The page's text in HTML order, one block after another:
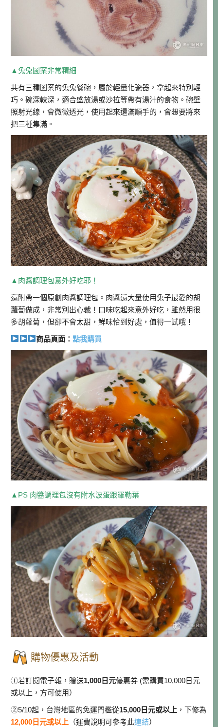
▲兔兔圖案非常精細
共有三種圖案的兔兔餐碗，屬於輕量化瓷器，拿起來特別輕
巧。碗深較深，適合盛放湯或沙拉等帶有湯汁的食物。碗壁
照射光線，會微微透光，使用起來還滿順手的，會想要將來
把三種集滿。
▲肉醬調理包意外好吃耶！
還附帶一個原創肉醬調理包。肉醬還大量使用兔子最愛的胡
蘿蔔做成，非常別出心裁！口味吃起來意外好吃，雖然用很
多胡蘿蔔，但卻不會太甜，鮮味恰到好處，值得一試哦！
商品頁面： 點我購買
▲PS 肉醬調理包沒有附水波蛋跟羅勒葉
購物優惠及活動
①若訂閱電子報，贈送1,000日元優惠券 (需購買10,000日元
或以上，方可使用）
②5/10起，台灣地區的免運門檻從15,000日元或以上 ，下修為
12,000日元或以上 （運費說明可參考此連結）